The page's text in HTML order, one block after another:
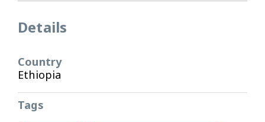
Details
Country
Ethiopia
Tags